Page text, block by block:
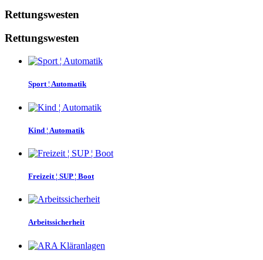
Kind ¦ Automatik
Arbeitssicherheit
Feuerwehr 8
Auftriebshilfen & Wasserrettung
Zubehör
Ersatzteile 25
more... less
Preis
Rettungswesten
Rettungswesten
Sport ¦ Automatik
Kind ¦ Automatik
Freizeit ¦ SUP ¦ Boot
Arbeitssicherheit